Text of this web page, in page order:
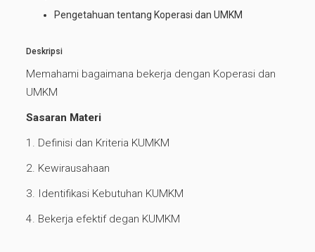
Pengetahuan tentang Koperasi dan UMKM
Deskripsi
Memahami bagaimana bekerja dengan Koperasi dan
UMKM
Sasaran Materi
1. Definisi dan Kriteria KUMKM
2. Kewirausahaan
3. Identifikasi Kebutuhan KUMKM
4. Bekerja efektif degan KUMKM